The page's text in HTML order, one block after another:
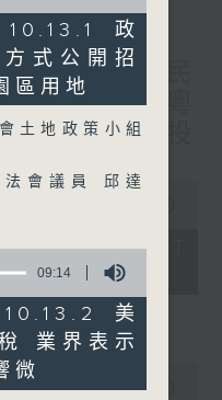
指本港居民
客消費跌/粵
站式處理投
Full (HKT
56:10
政
式公開招
區用地
土地政策小組
會議員 邱達
09:14
美
業界表示
微